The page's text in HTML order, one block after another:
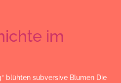
im
blühten subversive Blumen Die